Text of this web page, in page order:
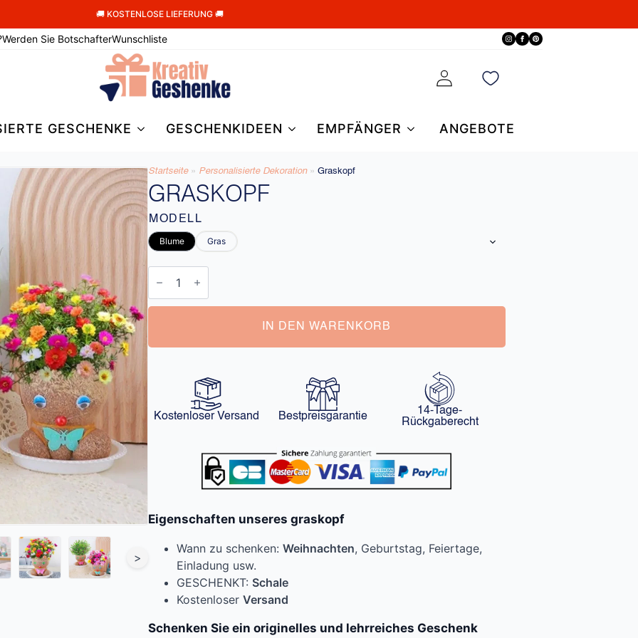
🚚 KOSTENLOSE LIEFERUNG 🚚
Werden Sie BotschafterWunschliste
GESCHENKE GESCHENKIDEEN EMPFÄNGER ANGEBOTE
>
Startseite » Personalisierte Dekoration » Graskopf
GRASKOPF
MODELL
Blume Gras
Graskopf
Menge
IN DEN WARENKORB
Kostenloser Versand Bestpreisgarantie
14-Tage-
Rückgaberecht
Eigenschaften unseres graskopf
Wann zu schenken: Weihnachten, Geburtstag, Feiertage,
Einladung usw.
GESCHENKT: Schale
Kostenloser Versand
Schenken Sie ein originelles und lehrreiches Geschenk